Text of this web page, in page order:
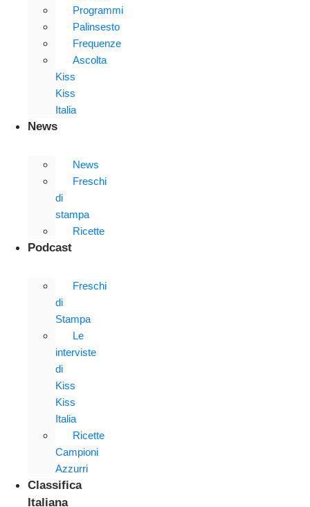
Programmi
Palinsesto
Frequenze
Ascolta
Kiss
Kiss
Italia
News
News
Freschi
di
stampa
Ricette
Podcast
Freschi
di
Stampa
Le
interviste
di
Kiss
Kiss
Italia
Ricette
Campioni
Azzurri
Classifica
Italiana